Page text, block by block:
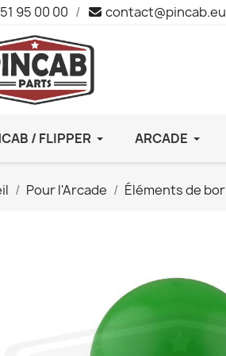
95 00 00 / contact@pincab.eu
/ FLIPPER ARCADE
Pour l'Arcade Éléments de